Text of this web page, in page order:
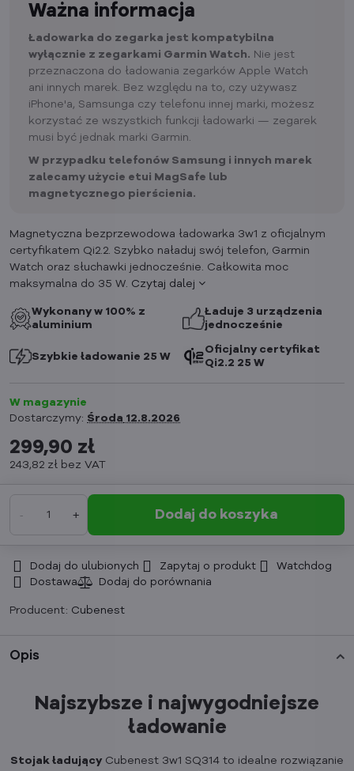
Ważna informacja
Ładowarka do zegarka jest kompatybilna
wyłącznie z zegarkami Garmin Watch. Nie jest
przeznaczona do ładowania zegarków Apple Watch
ani innych marek. Bez względu na to, czy używasz
iPhone'a, Samsunga czy telefonu innej marki, możesz
korzystać ze wszystkich funkcji ładowarki — zegarek
musi być jednak marki Garmin.
W przypadku telefonów Samsung i innych marek
zalecamy użycie etui MagSafe lub
magnetycznego pierścienia.
Magnetyczna bezprzewodowa ładowarka 3w1 z oficjalnym
certyfikatem Qi2.2. Szybko naładuj swój telefon, Garmin
Watch oraz słuchawki jednocześnie. Całkowita moc
maksymalna do 35 W. Czytaj dalej
Wykonany w 100% z
aluminium
Ładuje 3 urządzenia
jednocześnie
Szybkie ładowanie 25 W
Oficjalny certyfikat
Qi2.2 25 W
W magazynie
Dostarczymy: Środa 12.8.2026
299,90 zł
243,82 zł bez VAT
Dodaj do koszyka
Dodaj do ulubionych Zapytaj o produkt
Watchdog
Dostawa
Producent: Cubenest
Opis
Najszybsze i najwygodniejsze
ładowanie
Stojak ładujący Cubenest 3w1 SQ314 to idealne rozwiązanie